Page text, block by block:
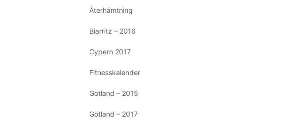
Återhämtning
Biarritz – 2016
Cypern 2017
Fitnesskalender
Gotland – 2015
Gotland – 2017